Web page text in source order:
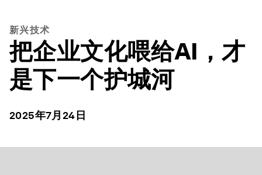
新兴技术
把企业文化喂给AI，才
是下一个护城河
2025年7月24日